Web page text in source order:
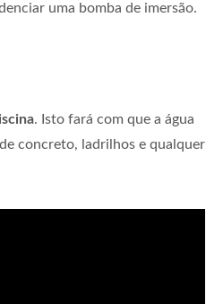
uma bomba de imersão.
. Isto fará com que a água
concreto, ladrilhos e qualquer